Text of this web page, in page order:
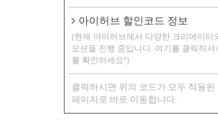
아이허브 할인코드 정보
(현재 아이허브에서 다양한 크리에이터
모션을 진행 중입니다. 여기를 클릭하셔
를 확인하세요!)
클릭하시면 위의 코드가 모두 적용된
페이지로 바로 이동합니다.